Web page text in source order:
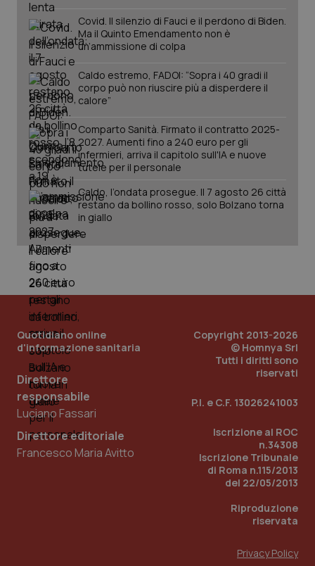
Covid. Il silenzio di Fauci e il perdono di Biden.
Ma il Quinto Emendamento non è
un’ammissione di colpa
Caldo estremo, FADOI: “Sopra i 40 gradi il
corpo può non riuscire più a disperdere il
calore”
Comparto Sanità. Firmato il contratto 2025-
2027. Aumenti fino a 240 euro per gli
infermieri, arriva il capitolo sull'IA e nuove
tutele per il personale
Caldo, l’ondata prosegue. Il 7 agosto 26 città
restano da bollino rosso, solo Bolzano torna
in giallo
Quotidiano online
d'informazione sanitaria
Direttore
responsabile
Luciano Fassari
Direttore editoriale
Francesco Maria Avitto
Copyright 2013-2026
© Homnya Srl
Tutti i diritti sono
riservati
P.I. e C.F. 13026241003
Iscrizione al ROC
n.34308
Iscrizione Tribunale
di Roma n.115/2013
del 22/05/2013
Riproduzione
riservata
Privacy Policy
PHPSESSID
.quotidianosanita.it
1